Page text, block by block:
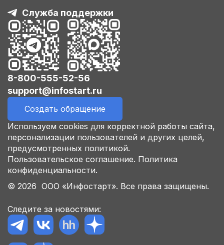
Служба поддержки
8-800-555-52-56
support@infostart.ru
Создать обращение
Используем cookies для корректной работы сайта,
персонализации пользователей и других целей,
предусмотренных политикой.
Пользовательское соглашение. Политика
конфиденциальности.
© 2026 ООО «Инфостарт». Все права защищены.
Следите за новостями: